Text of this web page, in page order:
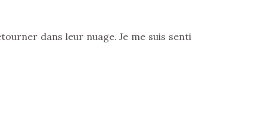
dans leur nuage. Je me suis senti